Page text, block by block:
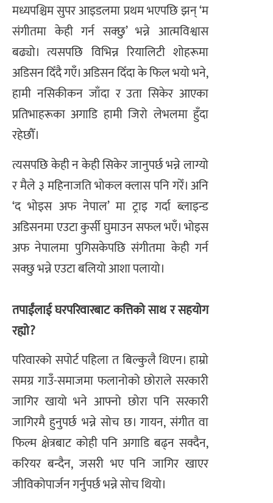
मध्यपश्चिम सुपर आइडलमा प्रथम भएपछि झन् ‘म
संगीतमा केही गर्न सक्छु’ भन्ने आत्मविश्वास
बढ्यो। त्यसपछि विभिन्न रियालिटी शोहरूमा
अडिसन दिँदै गएँ। अडिसन दिँदा के फिल भयो भने,
हामी नसिकीकन जाँदा र उता सिकेर आएका
प्रतिभाहरूका अगाडि हामी जिरो लेभलमा हुँदा
रहेछौँ।
त्यसपछि केही न केही सिकेर जानुपर्छ भन्ने लाग्यो
र मैले ३ महिनाजति भोकल क्लास पनि गरेँ। अनि
‘द भोइस अफ नेपाल’ मा ट्राइ गर्दा ब्लाइन्ड
अडिसनमा एउटा कुर्सी घुमाउन सफल भएँ। भोइस
अफ नेपालमा पुगिसकेपछि संगीतमा केही गर्न
सक्छु भन्ने एउटा बलियो आशा पलायो।
तपाईंलाई घरपरिवारबाट कत्तिको साथ र सहयोग
रह्यो?
परिवारको सपोर्ट पहिला त बिल्कुलै थिएन। हाम्रो
समग्र गाउँ-समाजमा फलानोको छोराले सरकारी
जागिर खायो भने आफ्नो छोरा पनि सरकारी
जागिरमै हुनुपर्छ भन्ने सोच छ। गायन, संगीत वा
फिल्म क्षेत्रबाट कोही पनि अगाडि बढ्न सक्दैन,
करियर बन्दैन, जसरी भए पनि जागिर खाएर
जीविकोपार्जन गर्नुपर्छ भन्ने सोच थियो।